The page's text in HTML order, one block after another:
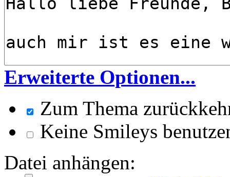
Erweiterte Optionen...
Zum Thema
Keine Smileys
Datei anhängen: